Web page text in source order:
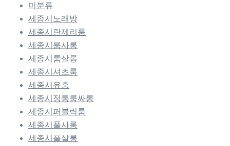
미분류
세종시노래방
세종시란제리룸
세종시룸사롱
세종시룸살롱
세종시셔츠룸
세종시유흥
세종시정통룸싸롱
세종시퍼블릭룸
세종시풀사롱
세종시풀살롱